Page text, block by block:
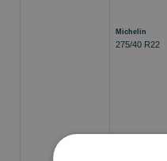
Michelin
275/40 R22